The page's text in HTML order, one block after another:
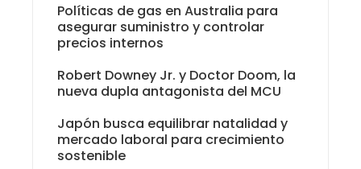
Políticas de gas en Australia para
asegurar suministro y controlar
precios internos
Robert Downey Jr. y Doctor Doom, la
nueva dupla antagonista del MCU
Japón busca equilibrar natalidad y
mercado laboral para crecimiento
sostenible